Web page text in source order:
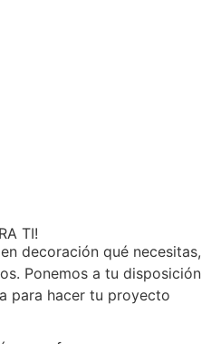
TI!
decoración qué necesitas,
Ponemos a tu disposición
para hacer tu proyecto